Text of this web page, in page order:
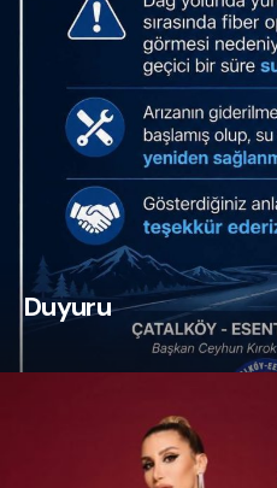
Duyuru